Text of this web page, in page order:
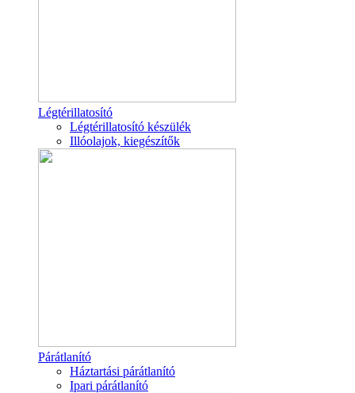
Légtérillatosító
Légtérillatosító készülék
Illóolajok, kiegészítők
Párátlanító
Háztartási párátlanító
Ipari párátlanító